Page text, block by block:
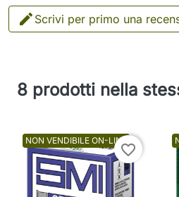
 Scrivi per primo una
8 prodotti nella
NON VENDIBILE ON-LINE
favorite_border